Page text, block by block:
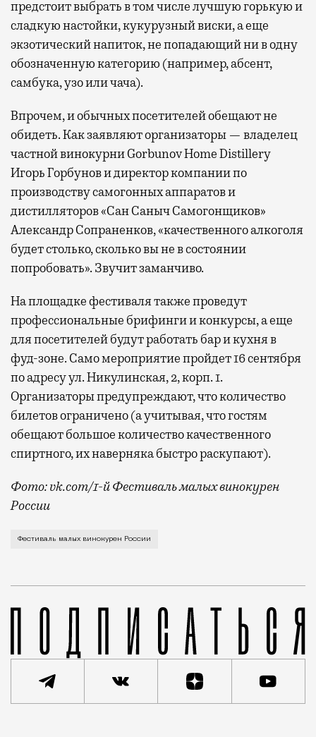
предстоит выбрать в том числе лучшую горькую и
сладкую настойки, кукурузный виски, а еще
экзотический напиток, не попадающий ни в одну
обозначенную категорию (например, абсент,
самбука, узо или чача).
Впрочем, и обычных посетителей обещают не
обидеть. Как заявляют организаторы — владелец
частной винокурни Gorbunov Home Distillery
Игорь Горбунов и директор компании по
производству самогонных аппаратов и
дистилляторов «Сан Саныч Самогонщиков»
Александр Сопраненков, «качественного алкоголя
будет столько, сколько вы не в состоянии
попробовать». Звучит заманчиво.
На площадке фестиваля также проведут
профессиональные брифинги и конкурсы, а еще
для посетителей будут работать бар и кухня в
фуд-зоне. Само мероприятие пройдет 16 сентября
по адресу ул. Никулинская, 2, корп. 1.
Организаторы предупреждают, что количество
билетов ограничено (а учитывая, что гостям
обещают большое количество качественного
спиртного, их наверняка быстро раскупают).
Фото: vk.com/1-й Фестиваль малых винокурен
России
В нем будут участвовать около 50
Фестиваль малых винокурен России